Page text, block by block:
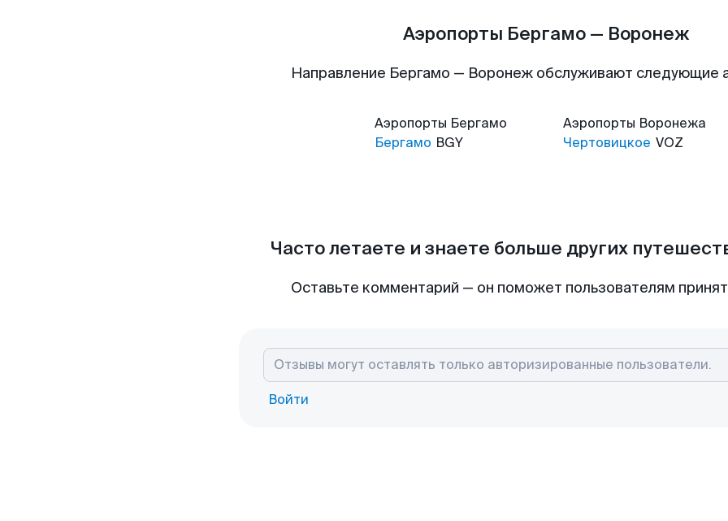
Аэропорты Бергамо — Воронеж
Направление Бергамо — Воронеж обслуживают следующие
Аэропорты Бергамо
Бергамо BGY
Аэропорты Воронежа
Чертовицкое VOZ
Часто летаете и знаете больше других
Оставьте комментарий — он поможет пользователям
Войти